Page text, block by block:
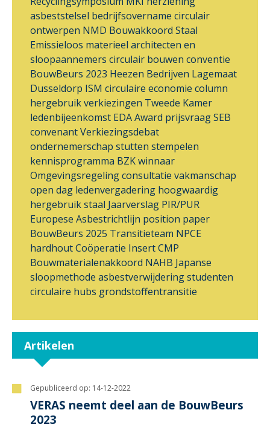
asbeststelsel bedrijfsovername circulair
ontwerpen NMD Bouwakkoord Staal
Emissieloos materieel architecten en
sloopaannemers circulair bouwen conventie
BouwBeurs 2023 Heezen Bedrijven Lagemaat
Dusseldorp ISM circulaire economie column
hergebruikverkiezingen Tweede Kamer
ledenbijeenkomst EDA Award prijsvraagSEB
convenantVerkiezingsdebat
ondernemerschap stutten stempelen
kennisprogramma BZKwinnaar
Omgevingsregelingconsultatie vakmanschap
open dag ledenvergadering hoogwaardig
hergebruikstaal Jaarverslag PIR/PUR
Europese Asbestrichtlijn position paper
BouwBeurs 2025 Transitieteam NPCE
hardhoutCoöperatie InsertCMP
Bouwmaterialenakkoord NAHB Japanse
sloopmethode asbestverwijderingstudenten
circulaire hubs grondstoffentransitie
Artikelen
Gepubliceerd op: 14-12-2022
VERAS neemt deel aan de BouwBeurs
2023